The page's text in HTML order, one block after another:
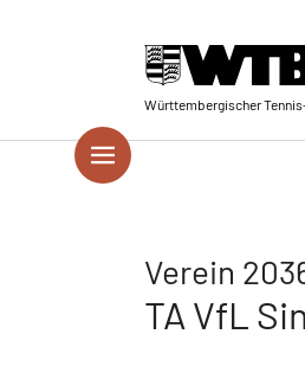
Württembergischer
Verein
TA VfL